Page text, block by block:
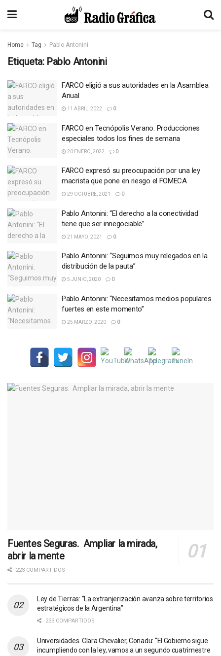
Home Tag Pablo Antonini
Etiqueta: Pablo Antonini
FARCO eligió a sus autoridades en la Asamblea
Anual
11 ABRIL, 2022 0
FARCO en Tecnópolis Verano. Producciones
especiales todos los fines de semana
20 ENERO, 2022 0
FARCO expresó su preocupación por una ley
macrista que pone en riesgo el FOMECA
29 OCTUBRE, 2021 0
Pablo Antonini: “El derecho a la conectividad
tiene que ser innegociable”
21 MAYO, 2021 0
Pablo Antonini: “Seguimos muy relegados en la
distribución de la pauta”
5 JUNIO, 2020 0
Pablo Antonini: “Necesitamos medios populares
fuertes en este momento”
25 MARZO, 2020 0
Fuentes Seguras. Ampliar la mirada,
abrir la mente
223 COMPARTIDOS
Ley de Tierras: “La extranjerización avanza sobre territorios
estratégicos de la Argentina”
233 COMPARTIDOS
Universidades. Clara Chevalier, Conadu: “El Gobierno sigue
incumpliendo con la ley, vamos a un segundo cuatrimestre